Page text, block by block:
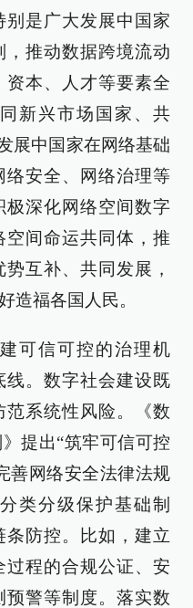
是广大发展中国家
推动数据跨境流动
本、人才等要素全
新兴市场国家、共
展中国家在网络基础
络安全、网络治理等
极深化网络空间数字
间命运共同体，推
互补、共同发展，
造福各国人民。
可信可控的治理机
线。数字社会建设既
系统性风险。《数
提出“筑牢可信可控
善网络安全法律法规
类分级保护基础制
条防控。比如，建立
程的合规公证、安
警等制度。落实数